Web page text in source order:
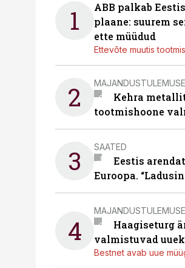
1
ABB palkab
plaane: suurem
ette müüdud
Ettevõte muutis
2
Kehra
tootmishoone
3 SAATED
Eestis
Euroopa.
4
Haagiseturg
valmistuvad
Bestnet avab uue